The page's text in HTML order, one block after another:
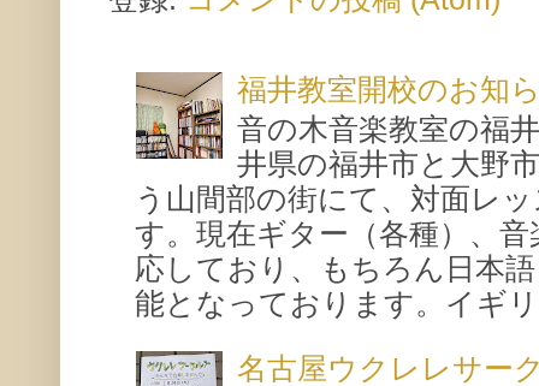
福井教室開校のお知
音の木音楽教室の福
井県の福井市と大野
う山間部の街にて、対面レ
す。現在ギター（各種）、
応しており、もちろん日本
能となっております。イギ
名古屋ウクレレサー